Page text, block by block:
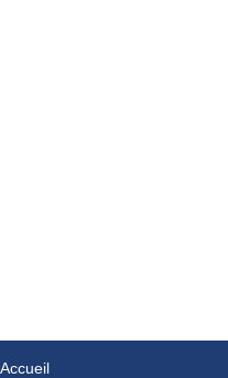
Accueil